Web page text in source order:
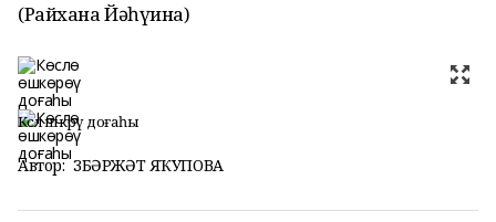
(Райхана Йәһүҙина)
Көслө өшкөрөү доғаһы
Автор: ЗӨБӘРЖӘТ ЯҠУПОВА